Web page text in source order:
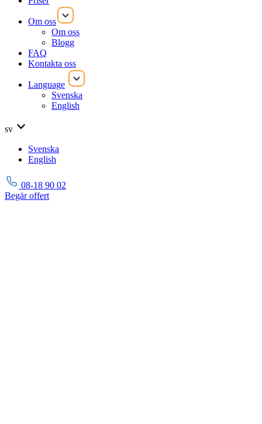
Om oss
Om oss
Blogg
FAQ
Kontakta oss
Language
Svenska
English
sv
Svenska
English
08-18 90 02
Begäroffert